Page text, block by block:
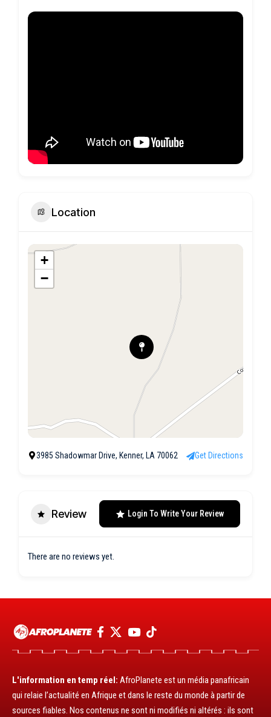
Location
+
−
3985 Shadowmar Drive, Kenner, LA 70062 Get Directions
Review Login To Write Your Review
There are no reviews yet.
L'information en temp réel: AfroPlanete est un média panafricain
qui relaie l’actualité en Afrique et dans le reste du monde à partir de
sources fiables. Nos contenus ne sont ni modifiés ni altérés : ils sont